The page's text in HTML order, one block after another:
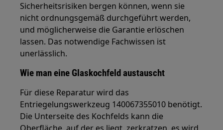
Sicherheitsrisiken bergen können, wenn sie
nicht ordnungsgemäß durchgeführt werden,
und möglicherweise die Garantie erlöschen
lassen. Das notwendige Fachwissen ist
unerlässlich.
Wie man eine Glaskochfeld austauscht
Für diese Reparatur wird das
Entriegelungswerkzeug 140067355010 benötigt.
Die Unterseite des Kochfelds kann die